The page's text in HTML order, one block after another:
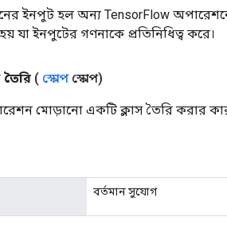
ইনপুট হল অন্য TensorFlow
যা ইনপুটের গণনাকে প্রতিনিধিত্ব করে।
তৈরি ( স্কোপস্কোপ)
মোড়ানো একটি ক্লাস তৈরি করার
বর্তমান সুযোগ